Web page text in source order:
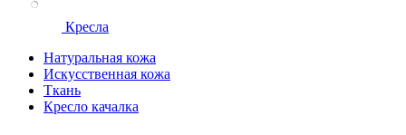
Кресла
Натуральная кожа
Искусственная кожа
Ткань
Кресло качалка